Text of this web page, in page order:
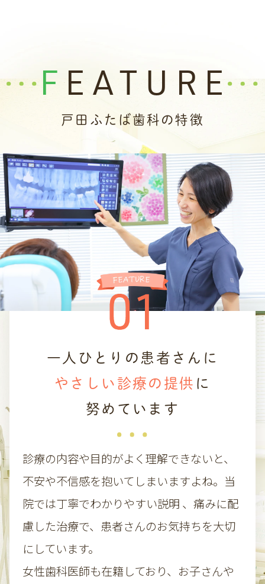
くお願いいたします。
いつもご来院いただきありがとうございま
す。
年末年始の休診日についてのご案内です。
休診日は以下の通りです。
12月28日(日)～1月4日(日)
1月5日(月)より通常診療いたします。
ご不便をおかけしますが、よろしくお願いい
たします。
FEATURE
戸田ふたば歯科の特徴
一人ひとりの患者さんに
やさしい診療の提供 に
努めています
診療の内容や目的がよく理解できないと、
不安や不信感を抱いてしまいますよね。当
院では丁寧でわかりやすい説明 、痛みに配
慮した治療で、患者さんのお気持ちを大切
にしています。
女性歯科医師も在籍しており、お子さんや